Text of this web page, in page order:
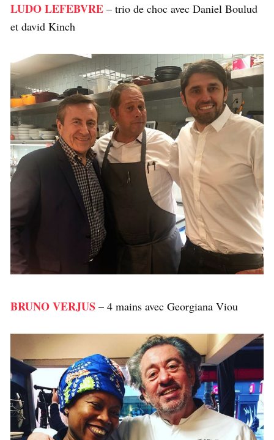
LUDO LEFEBVRE – trio de choc avec Daniel Boulud
et david Kinch
BRUNO VERJUS – 4 mains avec Georgiana Viou